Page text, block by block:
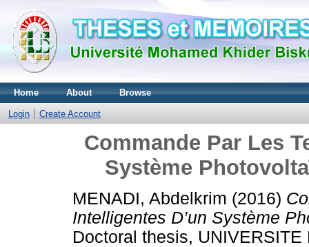
Home About Browse
Login Create Account
Commande Par Les
Système
MENADI, Abdelkrim (2016)
Intelligentes D’un Système
Doctoral thesis,